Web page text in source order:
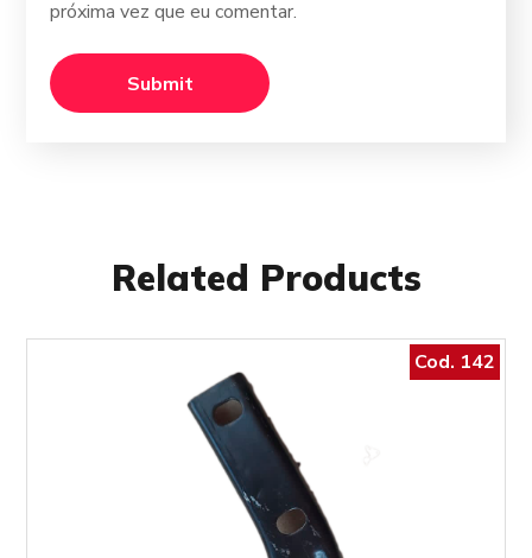
próxima vez que eu comentar.
Related Products
Cod. 142